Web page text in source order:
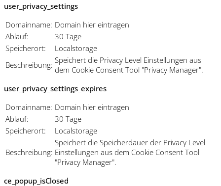
user_privacy_settings
Domainname: Domain hier eintragen
Ablauf:
30 Tage
Speicherort:
Localstorage
Beschreibung: Speichert die Privacy Level Einstellungen aus
dem Cookie Consent Tool "Privacy Manager".
user_privacy_settings_expires
Domainname: Domain hier eintragen
Ablauf:
30 Tage
Speicherort:
Localstorage
Beschreibung:
Speichert die Speicherdauer der Privacy Level
Einstellungen aus dem Cookie Consent Tool
"Privacy Manager".
ce_popup_isClosed